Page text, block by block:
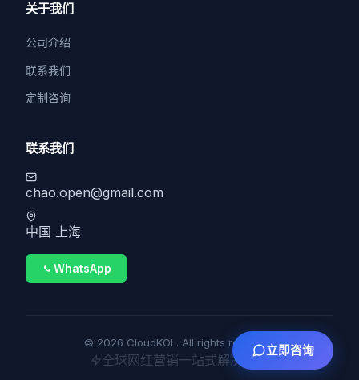
关于我们
公司介绍
联系我们
定制咨询
联系我们
chao.open@gmail.com
中国 上海
WhatsApp
© 2026 CloudKOL. All rights reserved.
全球网红营销一站式解决方案
立即咨询